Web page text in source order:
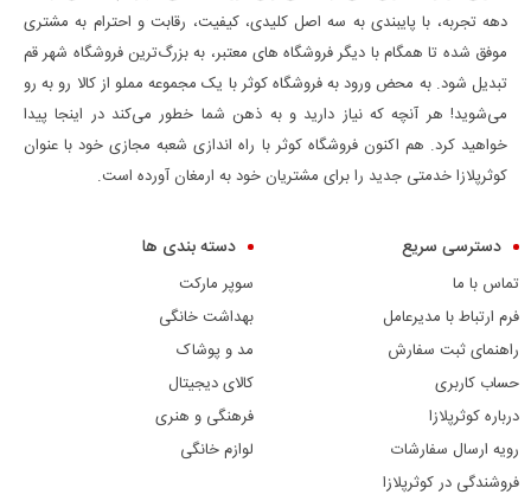
دهه تجربه، با پایبندی به سه اصل کلیدی، کیفیت، رقابت و احترام به مشتری
موفق شده تا همگام با دیگر فروشگاه های معتبر، به بزرگ‌ترین فروشگاه شهر قم
تبدیل شود. به محض ورود به فروشگاه کوثر با یک مجموعه مملو از کالا رو به رو
می‌شوید! هر آنچه که نیاز دارید و به ذهن شما خطور می‌کند در اینجا پیدا
خواهید کرد. هم اکنون فروشگاه کوثر با راه اندازی شعبه مجازی خود با عنوان
کوثرپلازا خدمتی جدید را برای مشتریان خود به ارمغان آورده است.
دسترسی سریع
تماس با ما
فرم ارتباط با مدیرعامل
راهنمای ثبت سفارش
حساب کاربری
درباره کوثرپلازا
رویه ارسال سفارشات
فروشندگی در کوثرپلازا
دسته بندی ها
سوپر مارکت
بهداشت خانگی
مد و پوشاک
کالای دیجیتال
فرهنگی و هنری
لوازم خانگی